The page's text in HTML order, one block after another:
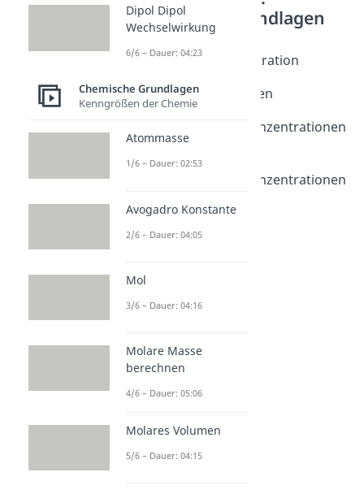
Chemische Grundlagen
Stoffmengenkonzentration
Stoffmenge berechnen
Dauer: 04:13
Stoffmengen und Konzentrationen
Klausuraufgabe
Dauer: 05:36
Stoffmengen und Konzentrationen
Dauer: 02:56
Dipol Dipol
Wechselwirkung
6/6 – Dauer: 04:23
Chemische Grundlagen
Kenngrößen der Chemie
Atommasse
1/6 – Dauer: 02:53
Avogadro Konstante
2/6 – Dauer: 04:05
Mol
3/6 – Dauer: 04:16
Molare Masse
berechnen
4/6 – Dauer: 05:06
Molares Volumen
5/6 – Dauer: 04:15